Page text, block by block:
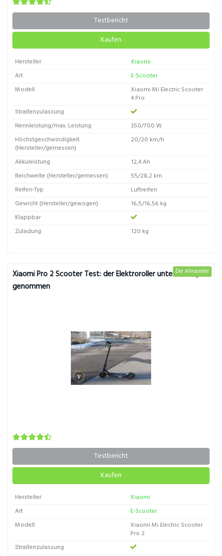
Testbericht
Kaufen
Hersteller
Xiaomi
Art
E-Scooter
Modell
Xiaomi Mi Electric Scooter
4 Pro
Straßenzulassung
Nennleistung/max. Leistung
350/700 W
Höchstgeschwindigkeit
(Hersteller/gemessen)
20/20 km/h
Akkuleistung
12,4 Ah
Reichweite (Hersteller/gemessen)
55/28,2 km
Reifen-Typ
Luftreifen
Gewicht (Hersteller/gewogen)
16,5/16,56 kg
Klappbar
Zuladung
120 kg
Der Allrounder
Xiaomi Pro 2 Scooter Test: der Elektroroller unter die Lupe
genommen
Testbericht
Kaufen
Hersteller
Xiaomi
Art
E-Scooter
Modell
Xiaomi Mi Electric Scooter
Pro 2
Straßenzulassung